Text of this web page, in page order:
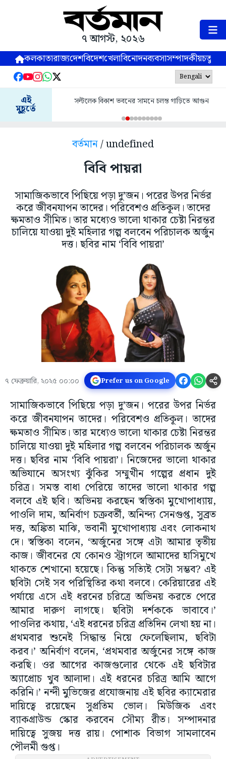
৭ আগস্ট, ২০২৬
কলকাতারাজ্যদেশবিদেশখেলাবিনোদনব্যবসাসম্পাদকীয়
এই
মুহূর্তে
সল্টলেক বিকাশ ভবনের সামনে চলন্ত গাড়িতে আগুন
বর্তমান/ undefined
বিবি পায়রা
সামাজিকভাবে পিছিয়ে পড়া দু’জন। পরের উপর নির্ভর
করে জীবনযাপন তাদের। পরিবেশও প্রতিকূল। তাদের
ক্ষমতাও সীমিত। তার মধ্যেও ভালো থাকার চেষ্টা নিরন্তর
চালিয়ে যাওয়া দুই মহিলার গল্প বলবেন পরিচালক অর্জুন
দত্ত। ছবির নাম ‘বিবি পায়রা’
৭ ফেব্রুয়ারি, ২০২৫ ০০:০০ Prefer us on Google
সামাজিকভাবে পিছিয়ে পড়া দু’জন। পরের উপর নির্ভর
করে জীবনযাপন তাদের। পরিবেশও প্রতিকূল। তাদের
ক্ষমতাও সীমিত। তার মধ্যেও ভালো থাকার চেষ্টা নিরন্তর
চালিয়ে যাওয়া দুই মহিলার গল্প বলবেন পরিচালক অর্জুন
দত্ত। ছবির নাম ‘বিবি পায়রা’। নিজেদের ভালো থাকার
অভিযানে অসংখ্য ঝুঁকির সম্মুখীন গল্পের প্রধান দুই
চরিত্র। সমস্ত বাধা পেরিয়ে তাদের ভালো থাকার গল্প
বলবে এই ছবি। অভিনয় করছেন স্বস্তিকা মুখোপাধ্যায়,
পাওলি দাম, অনির্বাণ চক্রবর্তী, অনিন্দ্য সেনগুপ্ত, সুব্রত
দত্ত, অঙ্কিতা মাঝি, ভবানী মুখোপাধ্যায় এবং লোকনাথ
দে। স্বস্তিকা বলেন, ‘অর্জুনের সঙ্গে এটা আমার তৃতীয়
কাজ। জীবনের যে কোনও স্ট্রাগলে আমাদের হাসিমুখে
থাকতে শেখানো হয়েছে। কিন্তু সত্যিই সেটা সম্ভব? এই
ছবিটা সেই সব পরিস্থিতির কথা বলবে। কেরিয়ারের এই
পর্যায়ে এসে এই ধরনের চরিত্রে অভিনয় করতে পেরে
আমার দারুণ লাগছে। ছবিটা দর্শককে ভাবাবে।’
পাওলির কথায়, ‘এই ধরনের চরিত্র প্রতিদিন লেখা হয় না।
প্রথমবার শুনেই সিদ্ধান্ত নিয়ে ফেলেছিলাম, ছবিটা
করব।’ অনির্বাণ বলেন, ‘প্রথমবার অর্জুনের সঙ্গে কাজ
করছি। ওর আগের কাজগুলোর থেকে এই ছবিটার
অ্যাপ্রোচ খুব আলাদা। এই ধরনের চরিত্র আমি আগে
করিনি।’ নন্দী মুভিজের প্রযোজনায় এই ছবির ক্যামেরার
দায়িত্বে রয়েছেন সুপ্রতিম ভোল। মিউজিক এবং
ব্যাকগ্রাউন্ড স্কোর করবেন সৌম্য রীত। সম্পাদনার
দায়িত্বে সুজয় দত্ত রায়। পোশাক বিভাগ সামলাবেন
পৌলমী গুপ্ত।